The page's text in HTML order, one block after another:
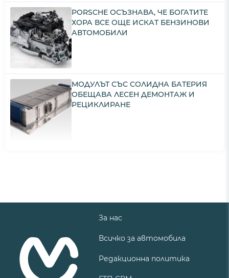
PORSCHE ОСЪЗНАВА, ЧЕ БОГАТИТЕ
ХОРА ВСЕ ОЩЕ ИСКАТ БЕНЗИНОВИ
АВТОМОБИЛИ
МОДУЛЪТ СЪС СОЛИДНА БАТЕРИЯ
ОБЕЩАВА ЛЕСЕН ДЕМОНТАЖ И
РЕЦИКЛИРАНЕ
За нас
Всичко за автомобила
Редакционна политика